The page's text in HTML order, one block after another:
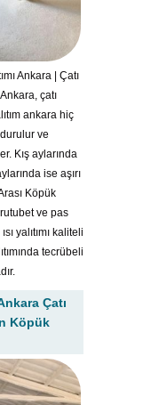
Ankara | Çatı
çatı
ankara hiç
ve
Kış aylarında
ise aşırı
Köpük
ve pas
yalıtımı kaliteli
tecrübeli
Çatı
Köpük